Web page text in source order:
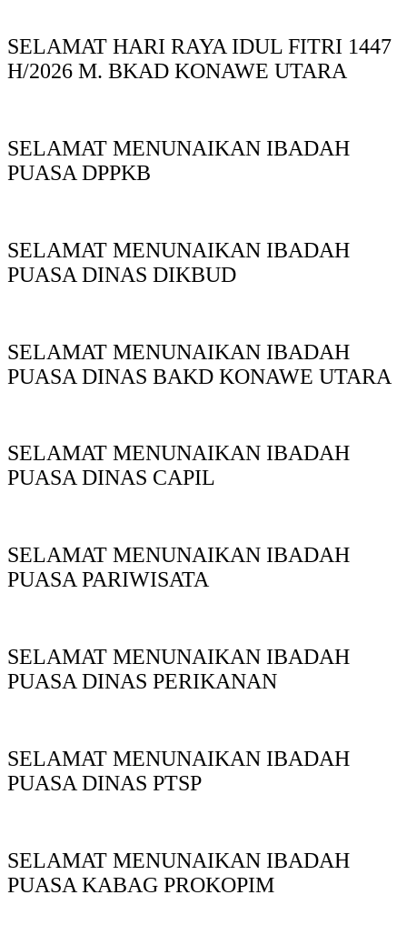
SELAMAT HARI RAYA IDUL FITRI 1447
H/2026 M. BKAD KONAWE UTARA
SELAMAT MENUNAIKAN IBADAH
PUASA DPPKB
SELAMAT MENUNAIKAN IBADAH
PUASA DINAS DIKBUD
SELAMAT MENUNAIKAN IBADAH
PUASA DINAS BAKD KONAWE UTARA
SELAMAT MENUNAIKAN IBADAH
PUASA DINAS CAPIL
SELAMAT MENUNAIKAN IBADAH
PUASA PARIWISATA
SELAMAT MENUNAIKAN IBADAH
PUASA DINAS PERIKANAN
SELAMAT MENUNAIKAN IBADAH
PUASA DINAS PTSP
SELAMAT MENUNAIKAN IBADAH
PUASA KABAG PROKOPIM